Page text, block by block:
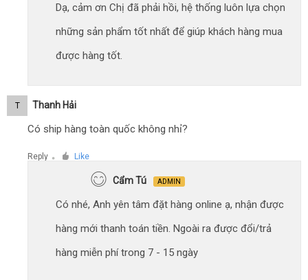
Dạ, cảm ơn Chị đã phải hồi, hệ thống luôn lựa chọn
những sản phẩm tốt nhất để giúp khách hàng mua
được hàng tốt.
T Thanh Hải
Có ship hàng toàn quốc không nhỉ?
Reply ● Like
Cẩm Tú ADMIN
Có nhé, Anh yên tâm đặt hàng online ạ, nhận được
hàng mới thanh toán tiền. Ngoài ra được đổi/trả
hàng miễn phí trong 7 - 15 ngày